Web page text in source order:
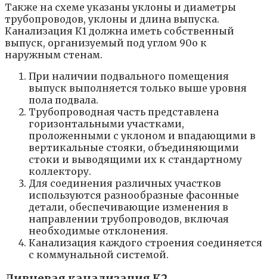
Также на схеме указаны уклоны и диаметры
трубопроводов, уклоны и длина выпуска.
Канализация К1 должна иметь собственный
выпуск, организуемый под углом 90о к
наружным стенам.
При наличии подвального помещения
выпуск выполняется только выше уровня
пола подвала.
Трубопроводная часть представлена
горизонтальными участками,
проложенными с уклоном и впадающими в
вертикальные стояки, объединяющими
стоки и выводящими их к стандартному
коллектору.
Для соединения различных участков
используются разнообразные фасонные
детали, обеспечивающие изменения в
направлении трубопроводов, включая
необходимые отклонения.
Канализация каждого строения соединяется
с коммунальной системой.